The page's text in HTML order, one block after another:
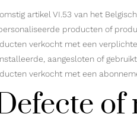
artikel VI.53 van het
producten of
verkocht met een
aangesloten of
verkocht met een
Defecte